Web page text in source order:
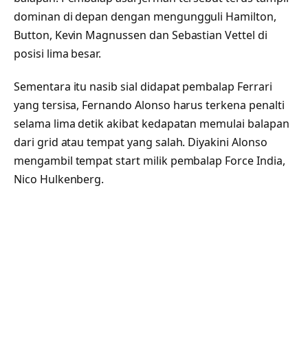
dominan di depan dengan mengungguli Hamilton,
Button, Kevin Magnussen dan Sebastian Vettel di
posisi lima besar.
Sementara itu nasib sial didapat pembalap Ferrari
yang tersisa, Fernando Alonso harus terkena penalti
selama lima detik akibat kedapatan memulai balapan
dari grid atau tempat yang salah. Diyakini Alonso
mengambil tempat start milik pembalap Force India,
Nico Hulkenberg.